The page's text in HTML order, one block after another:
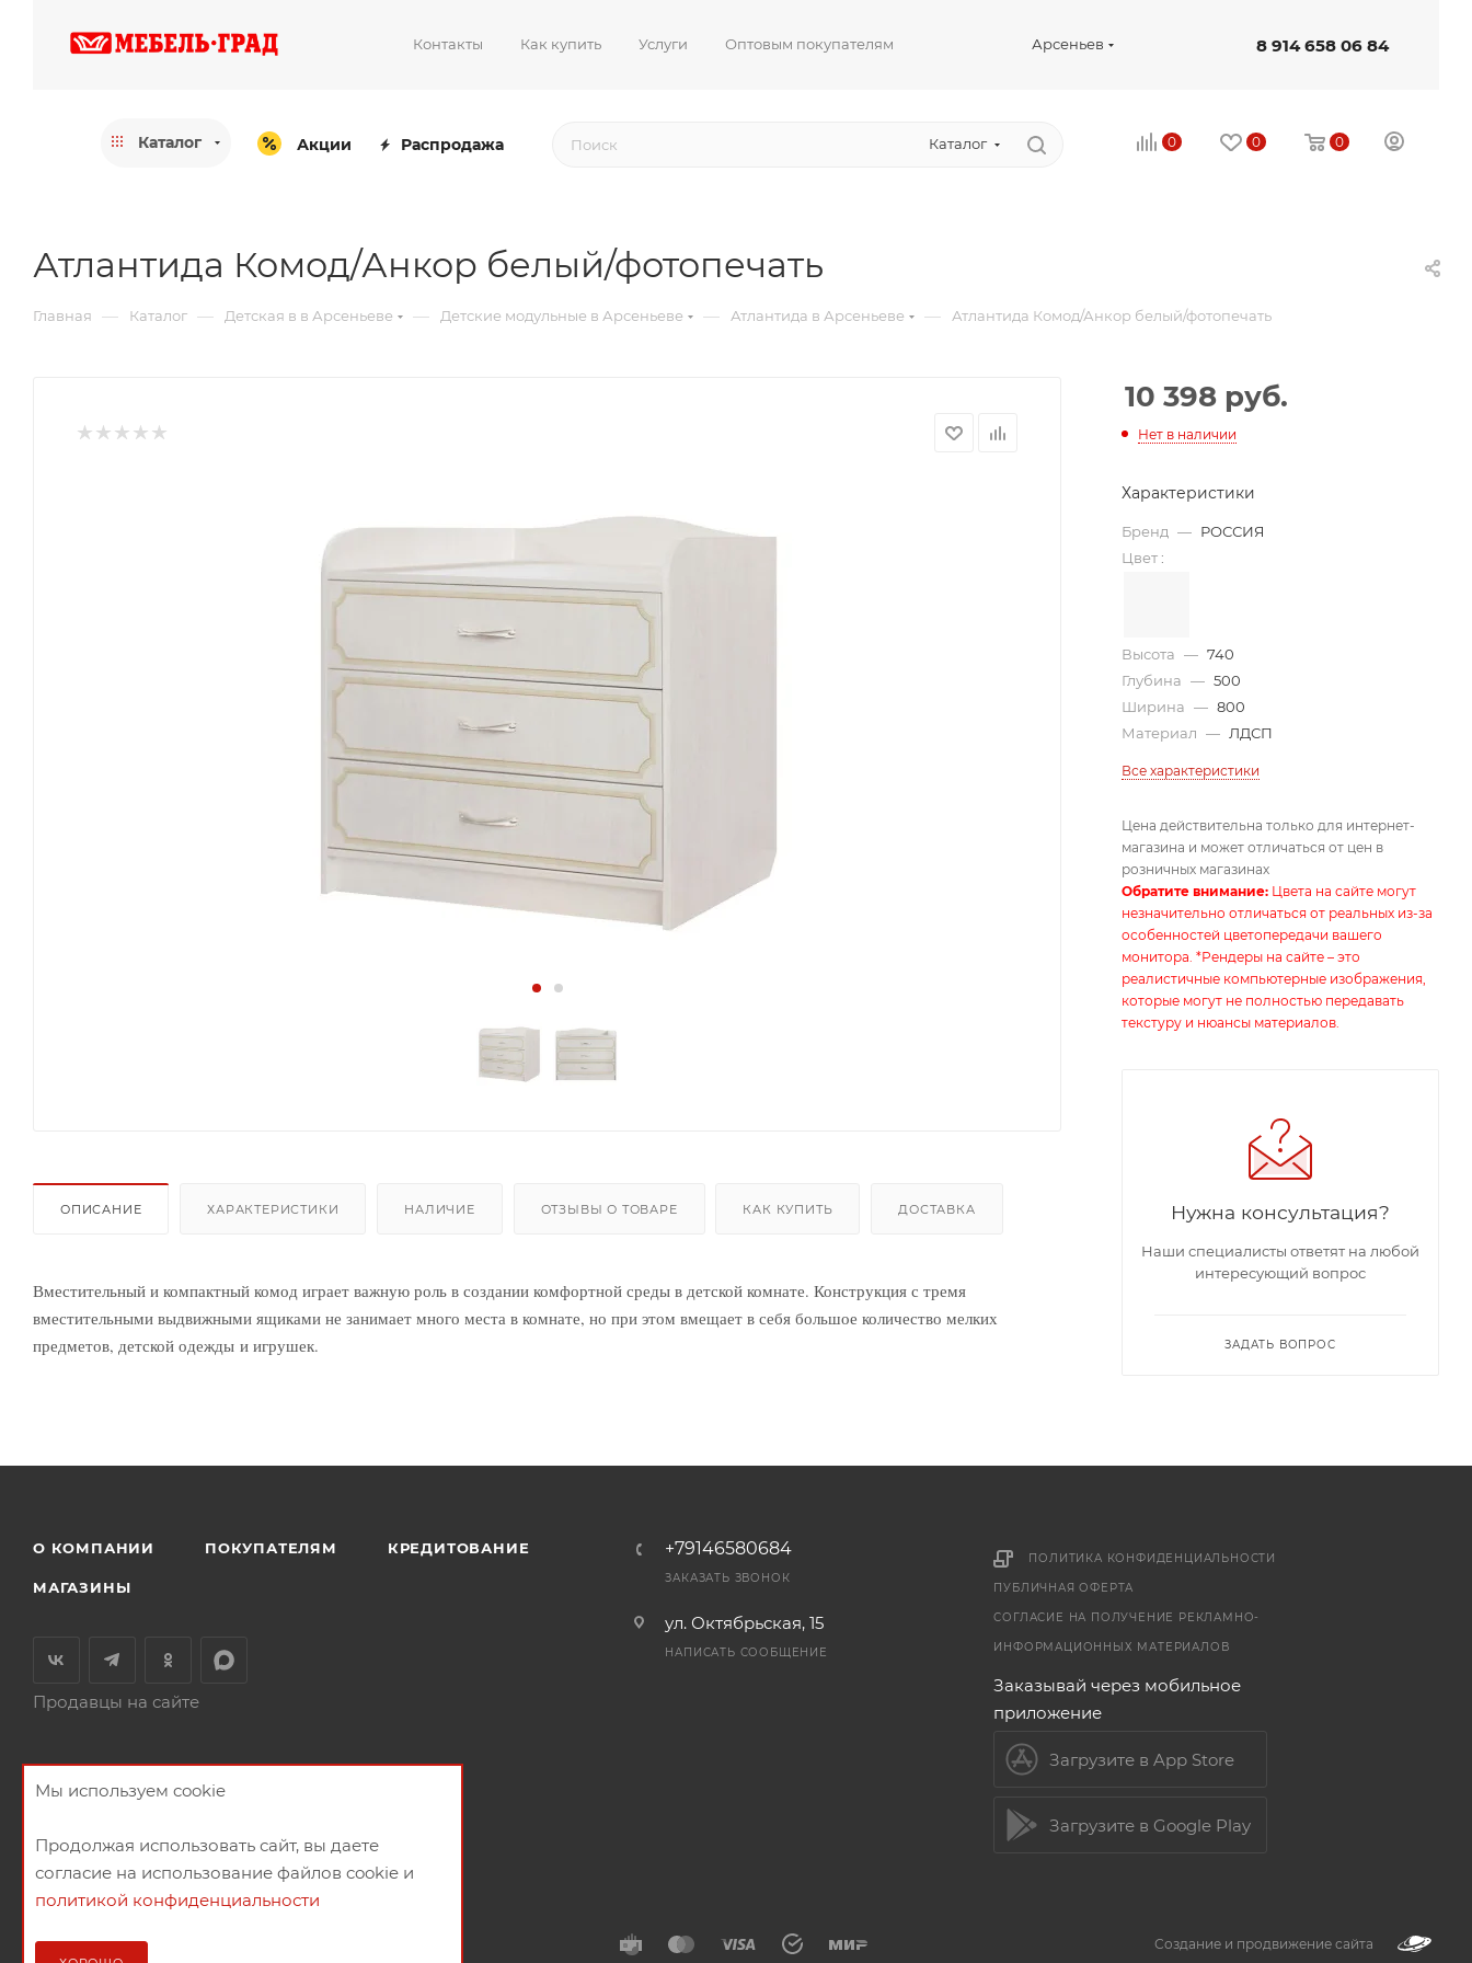
Контакты Как купить Услуги Оптовым покупателям Арсеньев 8 914 658 06 84
Каталог Акции Распродажа Каталог 0 0 0
Атлантида Комод/Анкор белый/фотопечать
Главная — Каталог — Детская в в Арсеньеве — Детские модульные в Арсеньеве — Атлантида в Арсеньеве — Атлантида Комод/Анкор белый/фотопечать
ОПИСАНИЕ ХАРАКТЕРИСТИКИ НАЛИЧИЕ ОТЗЫВЫ О ТОВАРЕ КАК КУПИТЬ ДОСТАВКА
Вместительный и компактный комод играет важную роль в создании комфортной среды в детской комнате. Конструкция с тремя
вместительными выдвижными ящиками не занимает много места в комнате, но при этом вмещает в себя большое количество мелких
предметов, детской одежды и игрушек.
10 398 руб.
Нет в наличии
Характеристики
Бренд — РОССИЯ
Цвет :
Высота — 740
Глубина — 500
Ширина — 800
Материал — ЛДСП
Все характеристики
Цена действительна только для интернет-
магазина и может отличаться от цен в
розничных магазинах
Обратите внимание: Цвета на сайте могут
незначительно отличаться от реальных из-за
особенностей цветопередачи вашего
монитора. *Рендеры на сайте – это
реалистичные компьютерные изображения,
которые могут не полностью передавать
текстуру и нюансы материалов.
Нужна консультация?
Наши специалисты ответят на любой
интересующий вопрос
ЗАДАТЬ ВОПРОС
О КОМПАНИИ ПОКУПАТЕЛЯМ КРЕДИТОВАНИЕ
МАГАЗИНЫ
Продавцы на сайте
+79146580684
ЗАКАЗАТЬ ЗВОНОК
ул. Октябрьская, 15
НАПИСАТЬ СООБЩЕНИЕ
ПОЛИТИКА КОНФИДЕНЦИАЛЬНОСТИ
ПУБЛИЧНАЯ ОФЕРТА
СОГЛАСИЕ НА ПОЛУЧЕНИЕ РЕКЛАМНО-
ИНФОРМАЦИОННЫХ МАТЕРИАЛОВ
Заказывай через мобильное
приложение
Загрузите в App Store
Загрузите в Google Play
Создание и продвижение сайта
Мы используем cookie
Продолжая использовать сайт, вы даете
согласие на использование файлов cookie и
политикой конфиденциальности